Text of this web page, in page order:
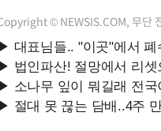
© NEWSIS.COM, 무단